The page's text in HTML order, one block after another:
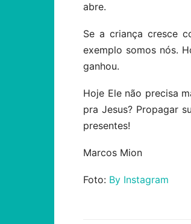
abre.
Se a criança cresce
exemplo somos nós.
ganhou.
Hoje Ele não precisa
pra Jesus? Propagar
presentes!
Marcos Mion
Foto: By Instagram